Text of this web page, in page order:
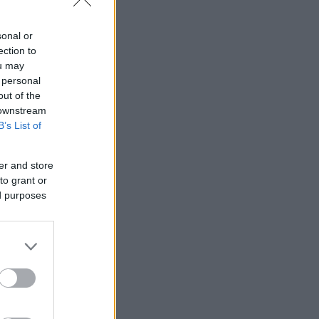
or
to
may
of the
List of
and store
grant or
purposes